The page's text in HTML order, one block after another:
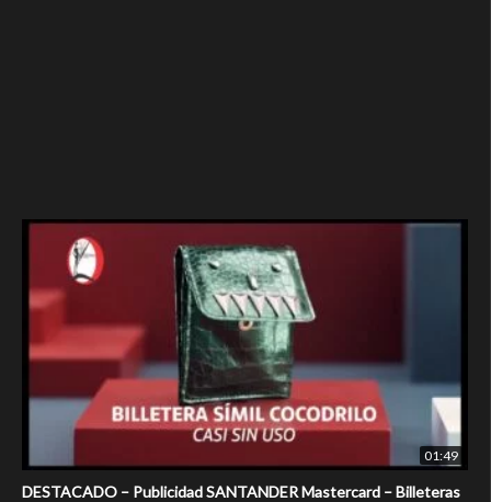
01:49
DESTACADO – Publicidad SANTANDER Mastercard – Billeteras